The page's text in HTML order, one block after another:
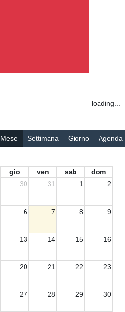
loading...
Mese Settimana Giorno Agenda
gio ven sab
dom
30 31 1 2
6 7 8 9
13 14 15 16
20 21 22 23
27 28 29 30